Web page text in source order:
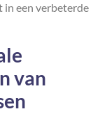
in een verbeterde
van